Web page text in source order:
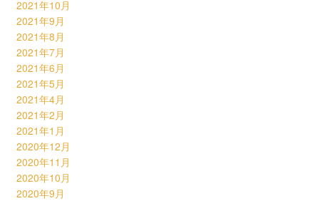
2021年10月
2021年9月
2021年8月
2021年7月
2021年6月
2021年5月
2021年4月
2021年2月
2021年1月
2020年12月
2020年11月
2020年10月
2020年9月